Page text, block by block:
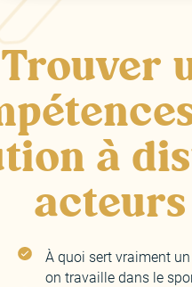
Trouver
à
À quoi sert vraiment
on travaille dans le